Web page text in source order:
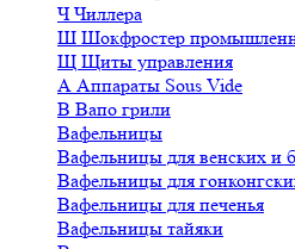
ЧЧиллера
Ш Шокфростер
Щ Щиты управления
А Аппараты Sous Vide
В Вапо грили
Вафельницы
Вафельницы для венских и
Вафельницы для
Вафельницы для печенья
Вафельницы тайяки